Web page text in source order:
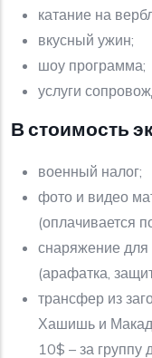
катание на
вкусный ужин;
шоу программа;
услуги
В стоимость
военный налог;
фото и видео
(оплачивается
снаряжение для
(арафатка,
трансфер из
Хашишь и
10$ – за группу